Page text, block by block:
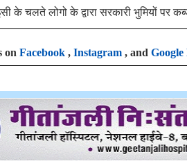
के चलते लोगो के द्वारा सरकारी भुमियों पर
on Facebook , Instagram , and Google